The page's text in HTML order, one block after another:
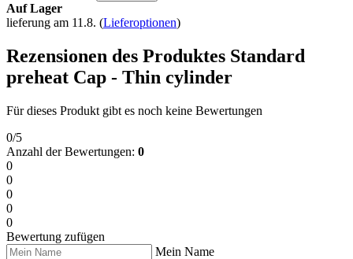
Auf Lager
lieferung am 11.8. (Lieferoptionen)
Rezensionen des Produktes Standard
preheat Cap - Thin cylinder
Für dieses Produkt gibt es noch keine Bewertungen
0/5
Anzahl der Bewertungen: 0
0
0
0
0
0
Bewertung zufügen
Mein Name